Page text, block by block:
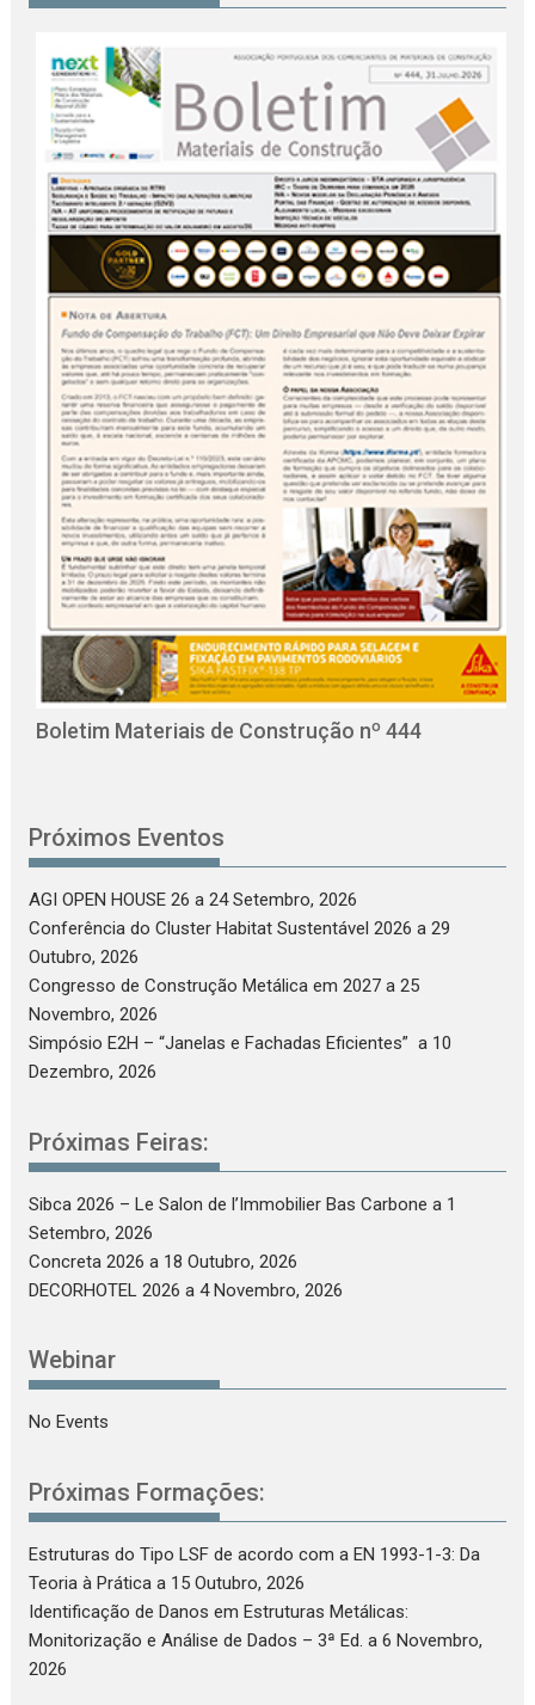
Boletim Materiais de Construção nº 444
Próximos Eventos
AGI OPEN HOUSE 26 a 24 Setembro, 2026
Conferência do Cluster Habitat Sustentável 2026 a 29
Outubro, 2026
Congresso de Construção Metálica em 2027 a 25
Novembro, 2026
Simpósio E2H – “Janelas e Fachadas Eficientes” a 10
Dezembro, 2026
Próximas Feiras:
Sibca 2026 – Le Salon de l’Immobilier Bas Carbone a 1
Setembro, 2026
Concreta 2026 a 18 Outubro, 2026
DECORHOTEL 2026 a 4 Novembro, 2026
Webinar
No Events
Próximas Formações:
Estruturas do Tipo LSF de acordo com a EN 1993-1-3: Da
Teoria à Prática a 15 Outubro, 2026
Identificação de Danos em Estruturas Metálicas:
Monitorização e Análise de Dados – 3ª Ed. a 6 Novembro,
2026